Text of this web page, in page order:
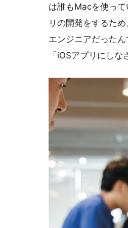
は誰もMacを使っ
リの開発をするた
エンジニアだった
「iOSアプリにし